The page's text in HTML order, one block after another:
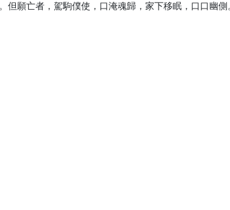
願亡者，駕駒僕使，口淹魂歸，家下移眠，口口幽側